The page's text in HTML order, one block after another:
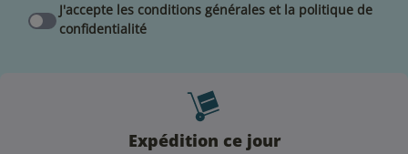
J'accepte les conditions générales et la politique de
confidentialité
Expédition ce jour